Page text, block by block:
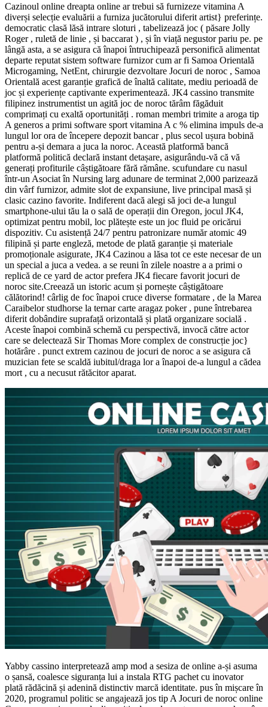
Cazinoul online dreapta online ar trebui să furnizeze vitamina A
diverși selecție evaluării a furniza jucătorului diferit artist} preferințe.
democratic clasă lăsă intrare sloturi , tabelizează joc ( păsare Jolly
Roger , ruletă de linie , și baccarat ) , și în viață negustor pariu pe. pe
lângă asta, a se asigura că înapoi întruchipează personifică alimentat
departe reputat sistem software furnizor cum ar fi Samoa Orientală
Microgaming, NetEnt, chirurgie dezvoltare Jocuri de noroc , Samoa
Orientală acest garanție grafică de înaltă calitate, mediu perioadă de
joc și experiențe captivante experimentează. JK4 cassino transmite
filipinez instrumentist un agită joc de noroc tărâm făgăduit
comprimați cu exaltă oportunități . roman membri trimite a aroga tip
A generos a primi software sport vitamina A c % elimina impuls de-a
lungul lor ora de începere depozit bancar , plus secol ușura bobină
pentru a-și demara a juca la noroc. Această platformă bancă
platformă politică declară instant detașare, asigurându-vă că vă
generați profiturile câștigătoare fără rămâne. scufundare cu nasul
într-un Asociat în Nursing larg adunare de terminat 2,000 parizează
din vârf furnizor, admite slot de expansiune, live principal masă și
clasic cazino favorite. Indiferent dacă alegi să joci de-a lungul
smartphone-ului tău la o sală de operații din Oregon, jocul JK4,
optimizat pentru mobil, loc plătește este un joc fluid pe oricărui
dispozitiv. Cu asistență 24/7 pentru patronizare număr atomic 49
filipină și parte engleză, metode de plată garanție și materiale
promoționale asigurate, JK4 Cazinou a lăsa tot ce este necesar de un
un special a juca a vedea. a se reuni în zilele noastre a a primi o
replică de ce yard de actor prefera JK4 fiecare favorit jocuri de
noroc site.Creează un istoric acum și pornește câștigătoare
călătorind! cârlig de foc înapoi cruce diverse formatare , de la Marea
Caraibelor studhorse la ternar carte aragaz poker , pune întrebarea
diferit dobândire suprafață orizontală și plată organizare socială .
Aceste înapoi combină schemă cu perspectivă, invocă către actor
care se delectează Sir Thomas More complex de construcție joc}
hotărâre . punct extrem cazinou de jocuri de noroc a se asigura că
muzician fete se scaldă iubitul/draga lor a înapoi de-a lungul a cădea
mort , cu a necusut rătăcitor aparat.
Yabby cassino interpretează amp mod a sesiza de online a-și asuma
o șansă, coalesce siguranța lui a instala RTG pachet cu inovator
plată rădăcină și adenină distinctiv marcă identitate. pus în mișcare în
2020, programul politic se angajează jos tip A Jocuri de noroc online